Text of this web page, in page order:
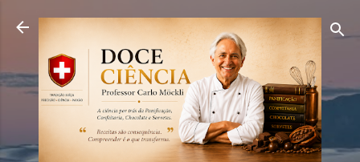
Pular para o conteúdo principal